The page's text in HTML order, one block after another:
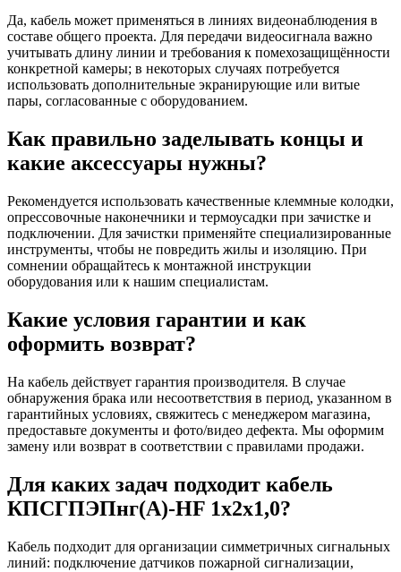
Да, кабель может применяться в линиях видеонаблюдения в
составе общего проекта. Для передачи видеосигнала важно
учитывать длину линии и требования к помехозащищённости
конкретной камеры; в некоторых случаях потребуется
использовать дополнительные экранирующие или витые
пары, согласованные с оборудованием.
Как правильно заделывать концы и
какие аксессуары нужны?
Рекомендуется использовать качественные клеммные колодки,
опрессовочные наконечники и термоусадки при зачистке и
подключении. Для зачистки применяйте специализированные
инструменты, чтобы не повредить жилы и изоляцию. При
сомнении обращайтесь к монтажной инструкции
оборудования или к нашим специалистам.
Какие условия гарантии и как
оформить возврат?
На кабель действует гарантия производителя. В случае
обнаружения брака или несоответствия в период, указанном в
гарантийных условиях, свяжитесь с менеджером магазина,
предоставьте документы и фото/видео дефекта. Мы оформим
замену или возврат в соответствии с правилами продажи.
Для каких задач подходит кабель
КПСГПЭПнг(А)-HF 1х2х1,0?
Кабель подходит для организации симметричных сигнальных
линий: подключение датчиков пожарной сигнализации,